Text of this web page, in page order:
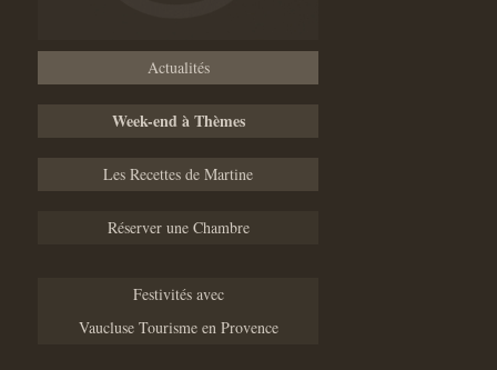
Actualités
Week-end à Thèmes
Les Recettes de Martine
Réserver une Chambre
Festivités avec
Vaucluse Tourisme en Provence